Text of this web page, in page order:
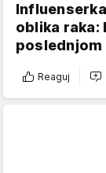
oblika raka:
poslednjom
Reaguj